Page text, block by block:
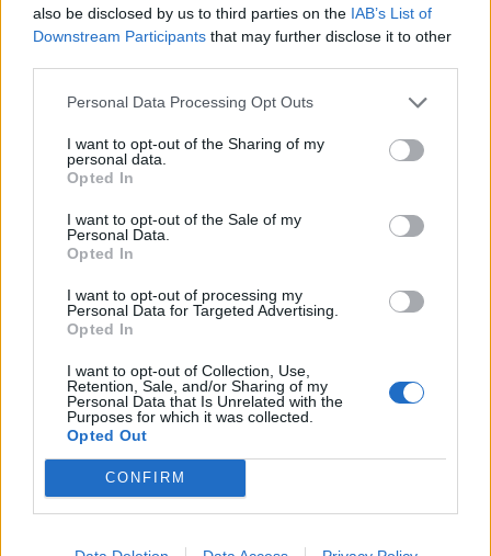
also be disclosed by us to third parties on the IAB’s List of
Downstream Participants that may further disclose it to other
Personal Data Processing Opt Outs
I want to opt-out of the Sharing of my
personal data.
Opted In
I want to opt-out of the Sale of my
Personal Data.
Opted In
I want to opt-out of processing my
Personal Data for Targeted Advertising.
Opted In
I want to opt-out of Collection, Use,
Retention, Sale, and/or Sharing of my
Personal Data that Is Unrelated with the
Purposes for which it was collected.
Opted Out
CONFIRM
Anette og Kim nægter at
give op: Nu prøver de noget
helt nyt
ved Gravlev -
Nordjyder kan se årtiets største